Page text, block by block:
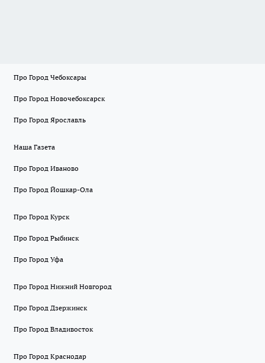
Про Город Чебоксары
Про Город Новочебоксарск
Про Город Ярославль
Наша Газета
Про Город Иваново
Про Город Йошкар-Ола
Про Город Курск
Про Город Рыбинск
Про Город Уфа
Про Город Нижний Новгород
Про Город Дзержинск
Про Город Владивосток
Про Город Краснодар